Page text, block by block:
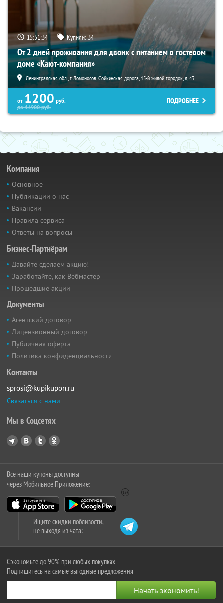
15:51:32 Купили:34
От 2 дней проживания для двоих с питанием в гостевом
доме «Кают-компания»
Ленинградская обл., г. Ломоносов, Сойкинская дорога, 15-й жилой городок, д. 43
от 1200 руб.
до14900руб.
ПОДРОБНЕЕ
Компания
Основное
Публикации о нас
Вакансии
Правила сервиса
Ответы на вопросы
Бизнес-Партнёрам
Давайте сделаем акцию!
Заработайте, как Вебмастер
Прошедшие акции
Документы
Агентский договор
Лицензионный договор
Публичная оферта
Политика конфиденциальности
Контакты
sprosi@kupikupon.ru
Связаться с нами
Мы в Соцсетях
Все наши купоны доступны
через Мобильное Приложение:
Ищите скидки поблизости,
не выходя из чата:
Сэкономьте до 90% при любых покупках
Подпишитесь на самые выгодные предложения